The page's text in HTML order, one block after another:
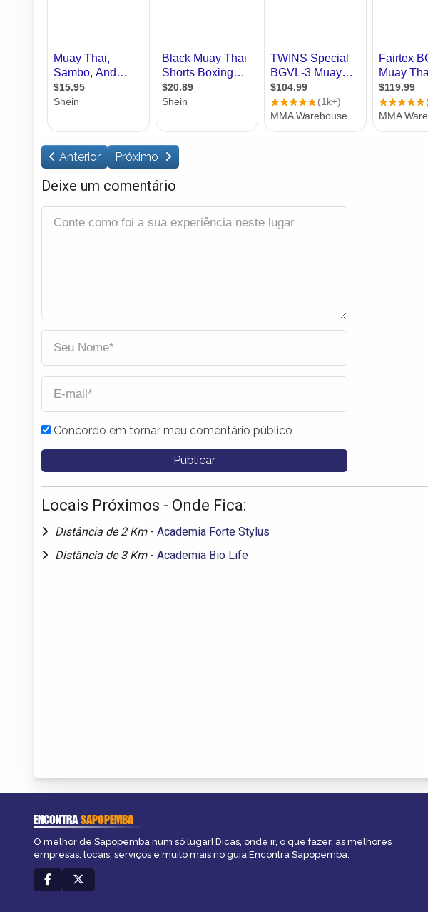
Anterior Próximo
Deixe um comentário
Concordo em tornar meu comentário público
Locais Próximos - Onde Fica:
Distância de 2 Km - Academia Forte Stylus
Distância de 3 Km - Academia Bio Life
ENCONTRASAPOPEMBA
O melhor de Sapopemba num só lugar! Dicas, onde ir, o que fazer, as melhores
empresas, locais, serviços e muito mais no guia Encontra Sapopemba.